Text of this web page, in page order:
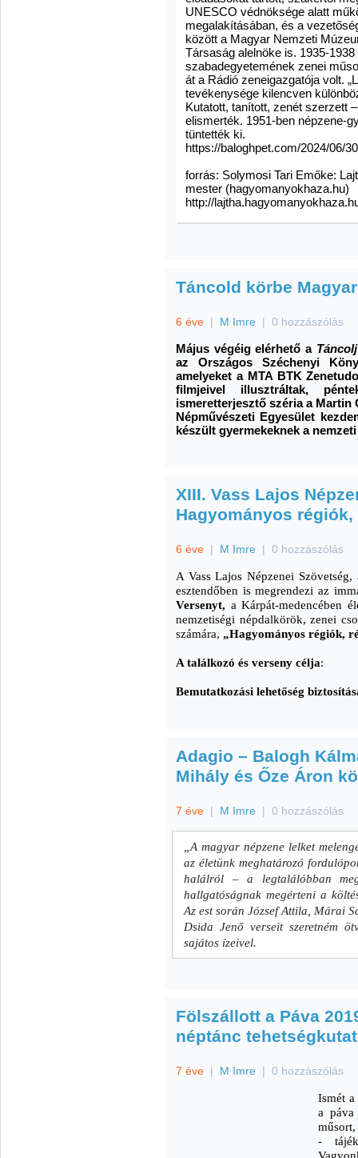
UNESCO védnöksége alatt
megalakításában, és a
között a Magyar Nemzeti
Társaság alelnöke is. 1935-
szabadegyetemének zenei
át a Rádió zeneigazgatója volt.
tevékenysége kilencven
Kutatott, tanított, zenét szerzett
elismerték. 1951-ben népzene-
tüntették ki.
https://baloghpet.com/2024/06/
forrás: Solymosi Tari Emőke:
mester (hagyomanyokhaza.hu)
http://
Táncold körbe
6 éve | M Imre | 0 hozzászólás
Május végéig elérhető a
az Országos Széchenyi
amelyeket a MTA BTK
filmjeivel illusztráltak,
ismeretterjesztő széria a Martin
Népművészeti Egyesület
készült gyermekeknek a
XIII. Vass Lajos
Hagyományos
6 éve | M Imre | 0 hozzászólás
A Vass Lajos Népzenei
esztendőben is megrendezi az
Versenyt, a Kárpát-medencében
nemzetiségi népdalkörök, zenei
számára, „Hagyományos régiók,
A találkozó és verseny célja:
Bemutatkozási lehetőség
Adagio – Balogh
Mihály és Őze Áron
7 éve | M Imre | 0 hozzászólás
„A magyar népzene lelket
az életünk meghatározó
halálról – a legtalálóbban
hallgatóságnak megérteni a
Az est során József Attila, Márai
Dsida Jenő verseit szeretném
sajátos ízeivel.
Fölszállott a Páva
néptánc
7 éve | M Imre | 0 hozzászólás
Ismét
a páva
-